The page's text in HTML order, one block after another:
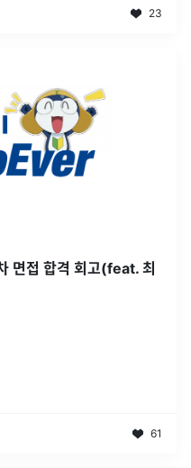
23
면접 합격 회고(feat. 최
61